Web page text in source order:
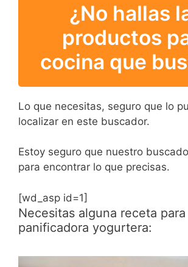
¿No hallas
productos
cocina que
Lo que necesitas, seguro que lo
localizar en este buscador.
Estoy seguro que nuestro
para encontrar lo que precisas.
[wd_asp id=1]
Necesitas alguna receta
panificadora yogurtera: